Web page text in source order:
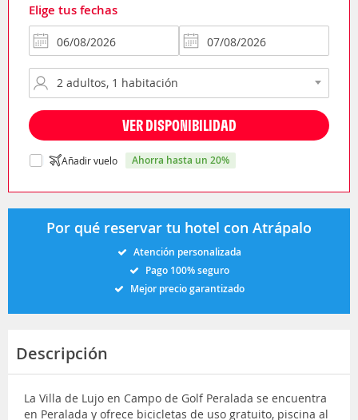
Elige tus fechas
VER DISPONIBILIDAD
Añadir vuelo ahorra hasta un 20%
Por qué reservar tu hotel con Atrápalo
Atención personalizada
Pago 100% seguro
Mejor precio garantizado
Descripción
La Villa de Lujo en Campo de Golf Peralada se encuentra
en Peralada y ofrece bicicletas de uso gratuito, piscina al